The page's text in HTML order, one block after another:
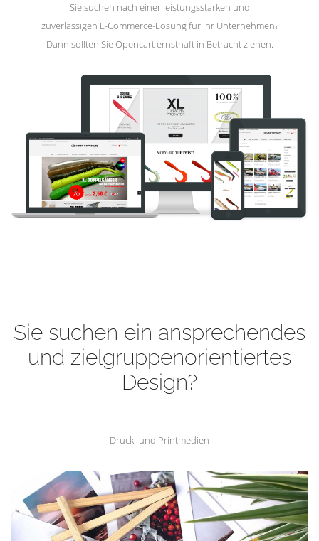
Sie suchen nach einer leistungsstarken und
zuverlässigen E-Commerce-Lösung für Ihr Unternehmen?
Dann sollten Sie Opencart ernsthaft in Betracht ziehen.
Sie suchen ein ansprechendes
und zielgruppenorientiertes
Design?
Druck -und Printmedien